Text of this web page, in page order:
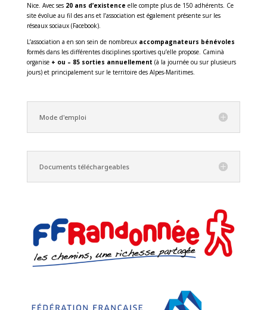
Nice. Avec ses 20 ans d’existence elle compte plus de 150 adhérents. Ce
site évolue au fil des ans et l’association est également présente sur les
réseaux sociaux (Facebook).
L’association a en son sein de nombreux accompagnateurs bénévoles
formés dans les différentes disciplines sportives qu’elle propose. Caminà
organise + ou – 85 sorties annuellement (à la journée ou sur plusieurs
jours) et principalement sur le territoire des Alpes-Maritimes.
Mode d'emploi
Documents téléchargeables